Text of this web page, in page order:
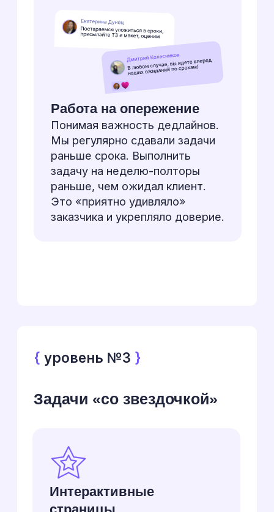
итог}
Клиент доволен
которыми не справились
другие
Успешно реализовали и
запустили «Reflist», работая в
связке с другим подрядчиком ,
и ряд новых интерактивных
страниц